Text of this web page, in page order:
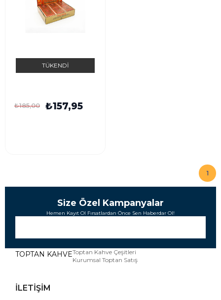
TÜKENDI
Mabel Arap Kızı Ciklet
₺157,95
₺185,00
1
Size Özel Kampanyalar
Hemen Kayıt Ol Fırsatlardan Önce Sen Haberdar Ol!
TOPTAN KAHVEToptan Kahve Çeşitleri
Kurumsal Toptan Satış
İLETİŞİM